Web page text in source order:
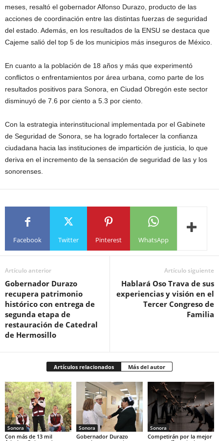
meses, resaltó el gobernador Alfonso Durazo, producto de las
acciones de coordinación entre las distintas fuerzas de seguridad
del estado. Además, en los resultados de la ENSU se destaca que
Cajeme salió del top 5 de los municipios más inseguros de México.
En cuanto a la población de 18 años y más que experimentó
conflictos o enfrentamientos por área urbana, como parte de los
resultados positivos para Sonora, en Ciudad Obregón este sector
disminuyó de 7.6 por ciento a 5.3 por ciento.
Con la estrategia interinstitucional implementada por el Gabinete
de Seguridad de Sonora, se ha logrado fortalecer la confianza
ciudadana hacia las instituciones de impartición de justicia, lo que
deriva en el incremento de la sensación de seguridad de las y los
sonorenses.
Facebook Twitter Pinterest WhatsApp
Artículo anterior
Gobernador Durazo
recupera patrimonio
histórico con entrega de
segunda etapa de
restauración de Catedral
de Hermosillo
Artículo siguiente
Hablará Oso Trava de sus
experiencias y visión en el
Tercer Congreso de
Familia
Artículos relacionados Más del autor
Sonora
Con más de 13 mil
Sonora
Gobernador Durazo
Sonora
Competirán por la mejor